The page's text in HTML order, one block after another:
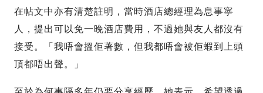
在帖文中亦有清楚註明，當時酒店總經理為息事寧
人，提出可以免一晚酒店費用，不過她與友人都沒有
接受。「我唔會搵佢著數，但我都唔會被佢蝦到上頭
頂都唔出聲。」